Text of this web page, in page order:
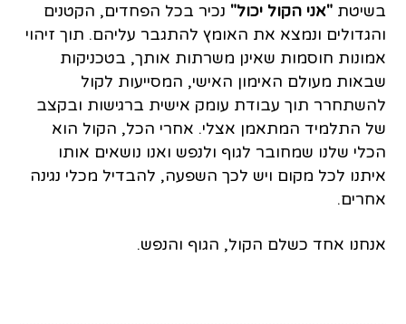
בשיטת"אני הקול יכול" נכיר בכל הפחדים, הקטנים
והגדולים ונמצא את האומץ להתגבר עליהם. תוך זיהוי
אמונות חוסמות שאינן משרתות אותך, בטכניקות
שבאות מעולם האימון האישי, המסייעות לקול
להשתחרר תוך עבודת עומק אישית ברגישות ובקצב
של התלמיד המתאמן אצלי. אחרי הכל, הקול הוא
הכלי שלנו שמחובר לגוף ולנפש ואנו נושאים אותו
איתנו לכל מקום ויש לכך השפעה, להבדיל מכלי נגינה
אחרים.
אנחנו אחד כשלם הקול, הגוף והנפש.